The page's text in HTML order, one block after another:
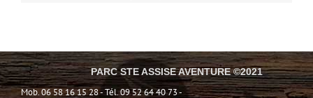
PARC STE ASSISE AVENTURE ©2021
Mob. 06 58 16 15 28 - Tél. 09 52 64 40 73 -